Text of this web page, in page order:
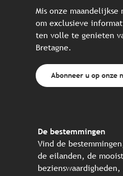
Mis onze
om exclusieve
ten volle te genieten
Bretagne.
Abonneer u op onze
De bestemmingen
Vind de
de eilanden, de